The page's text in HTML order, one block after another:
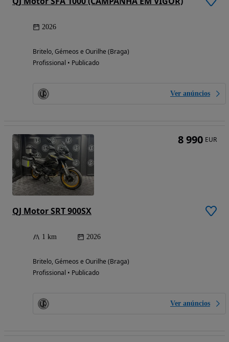
2026
Britelo, Gémeos e Ourilhe (Braga)
Profissional • Publicado
Ver anúncios
QJ Motor SRT 900SX
1 km 2026
Britelo, Gémeos e Ourilhe (Braga)
Profissional • Publicado
Ver anúncios
8 990 EUR